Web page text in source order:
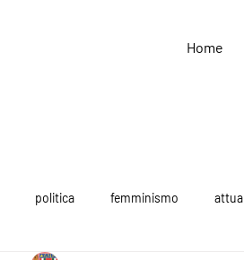
Home
politica femminismo